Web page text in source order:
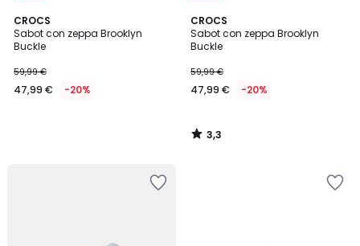
CROCS
Sabot con zeppa Brooklyn
Buckle
59,99 €
47,99 € -20%
CROCS
Sabot con zeppa Brooklyn
Buckle
59,99 €
47,99 € -20%
3,3
/ 5
3,3
/